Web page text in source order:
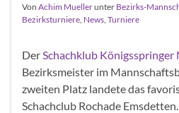
Von Achim Muellerunter Bezirks-
Bezirksturniere News Turniere
Der Schachklub Königsspringer
Bezirksmeister im
zweiten Platz landete das
Schachclub Rochade